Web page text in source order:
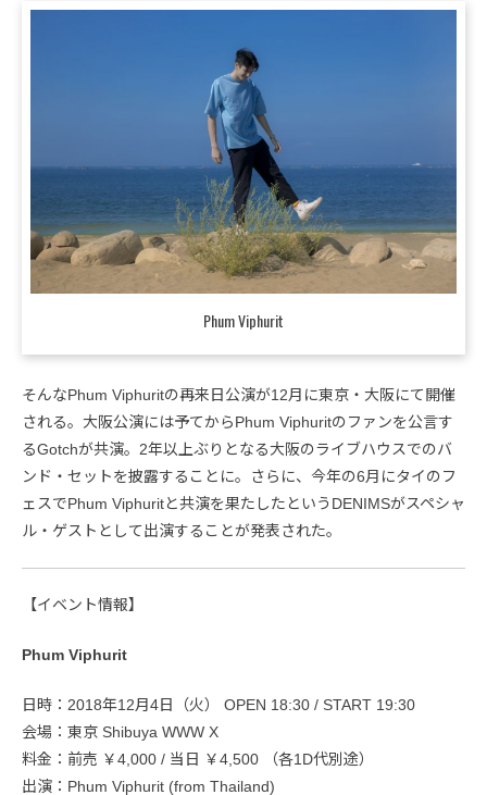
Phum Viphurit
そんなPhum Viphuritの再来日公演が12月に東京・大阪にて開催
される。大阪公演には予てからPhum Viphuritのファンを公言す
るGotchが共演。2年以上ぶりとなる大阪のライブハウスでのバ
ンド・セットを披露することに。さらに、今年の6月にタイのフ
ェスでPhum Viphuritと共演を果たしたというDENIMSがスペシャ
ル・ゲストとして出演することが発表された。
【イベント情報】
Phum Viphurit
日時：2018年12月4日（火） OPEN 18:30 / START 19:30
会場：東京 Shibuya WWW X
料金：前売 ￥4,000 / 当日 ￥4,500 （各1D代別途）
出演：Phum Viphurit (from Thailand)